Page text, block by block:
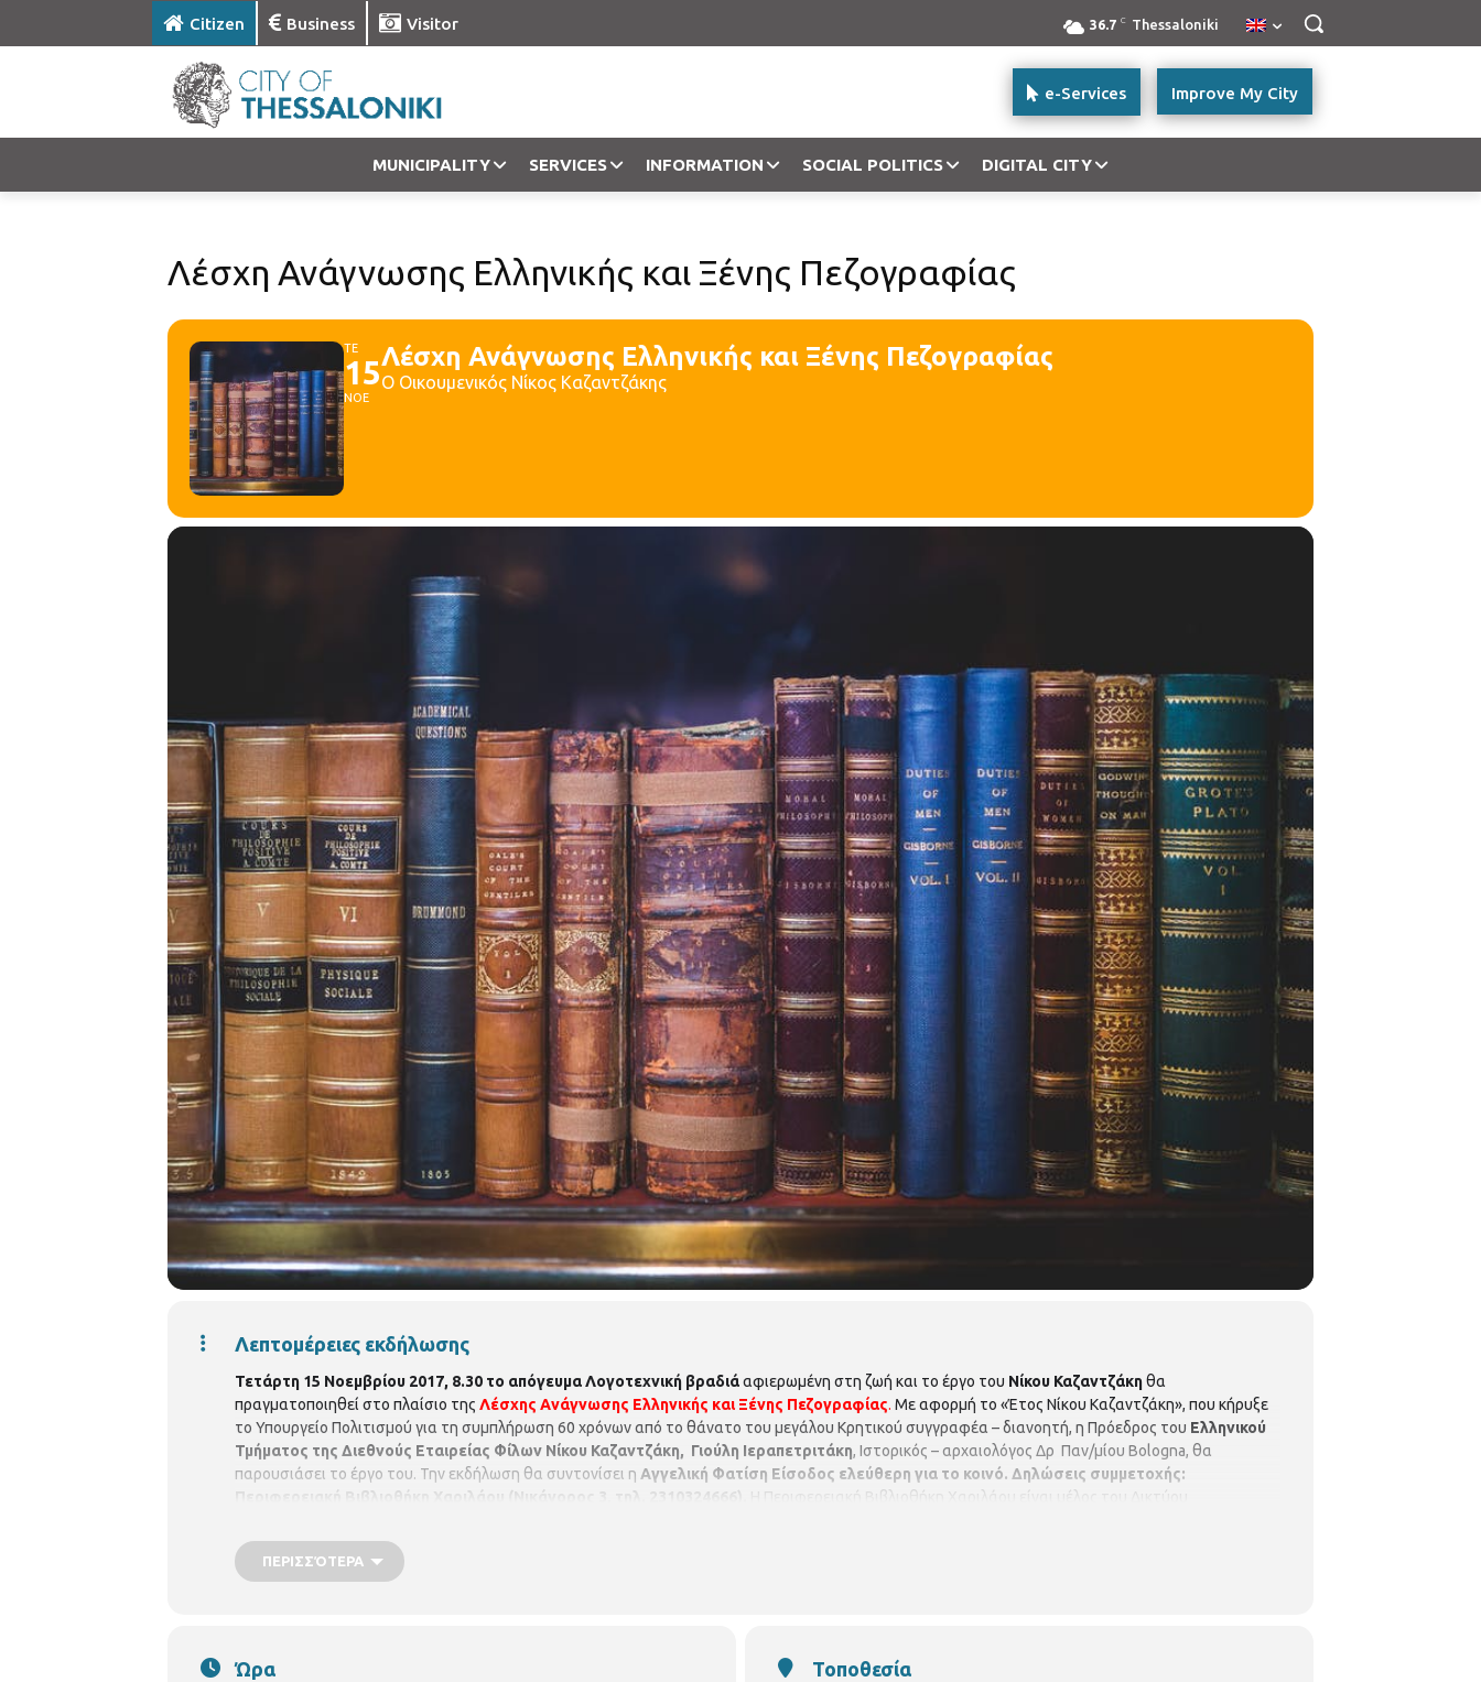
Citizen Business Visitor 36.7 C Thessaloniki
Improve My City
e-Services
MUNICIPALITY SERVICES INFORMATION SOCIAL POLITICS DIGITAL CITY
Λέσχη Ανάγνωσης Ελληνικής και Ξένης Πεζογραφίας
ΤΕ
15
ΝΟΕ
Λέσχη Ανάγνωσης Ελληνικής και Ξένης Πεζογραφίας
Ο Οικουμενικός Νίκος Καζαντζάκης
Λεπτομέρειες εκδήλωσης
Τετάρτη 15 Νοεμβρίου 2017, 8.30 το απόγευμαΛογοτεχνική βραδιάαφιερωμένη στη ζωή και το έργο του Νίκου Καζαντζάκηθα
πραγματοποιηθεί στο πλαίσιο της Λέσχης Ανάγνωσης Ελληνικής και Ξένης Πεζογραφίας. Με αφορμή το «Έτος Νίκου Καζαντζάκη», που κήρυξε
το Υπουργείο Πολιτισμού για τη συμπλήρωση 60 χρόνων από το θάνατο του μεγάλου Κρητικού συγγραφέα – διανοητή, η Πρόεδρος του Ελληνικού
Τμήματος της Διεθνούς Εταιρείας Φίλων Νίκου Καζαντζάκη, Γιούλη Ιεραπετριτάκη, Ιστορικός – αρχαιολόγος Δρ Παν/μίου Bologna, θα
παρουσιάσει το έργο του. Την εκδήλωση θα συντονίσει η Αγγελική Φατίση Είσοδος ελεύθερη για το κοινό. Δηλώσεις συμμετοχής:
Περιφερειακή Βιβλιοθήκη Χαριλάου (Νικάνορος 3, τηλ. 2310324666).
Η Περιφερειακή Βιβλιοθήκη Χαριλάου είναι μέλος του Δικτύου
ΠΕΡΙΣΣΌΤΕΡΑ
Ώρα Τοποθεσία